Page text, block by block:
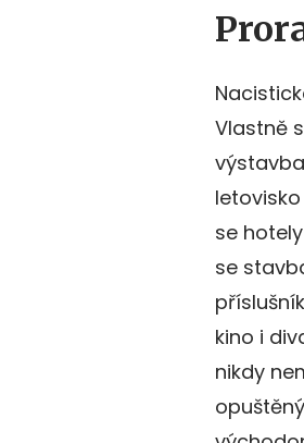
Vlastně
se
se
kino i
nikdy